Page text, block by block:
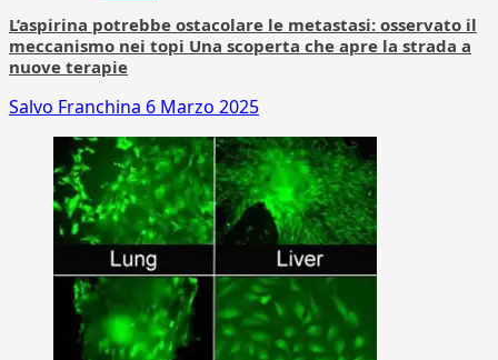
L’aspirina potrebbe ostacolare le metastasi: osservato il
meccanismo nei topi Una scoperta che apre la strada a
nuove terapie
Salvo Franchina 6 Marzo 2025